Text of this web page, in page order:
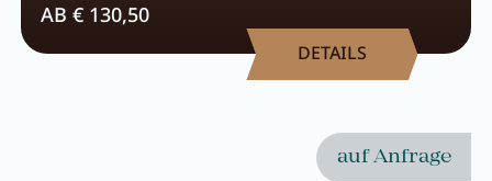
Winter
AB € 130,50
DETAILS
auf Anfrage